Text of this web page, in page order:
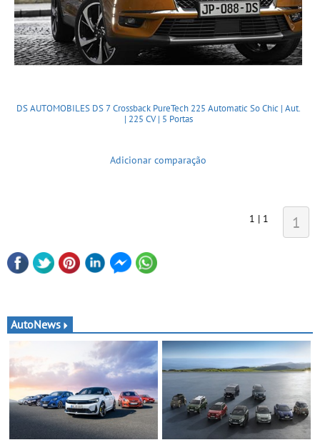
DS AUTOMOBILES DS 7 Crossback PureTech 225 Automatic So Chic | Aut.
| 225 CV | 5 Portas
Adicionar comparação
1 | 1 1
AutoNews